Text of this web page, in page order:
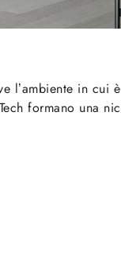
l’ambiente in cui
formano una